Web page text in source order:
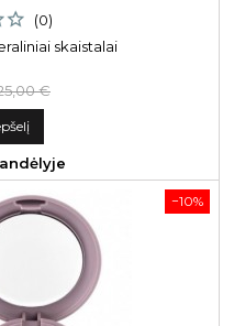
(0)
skaistalai
kaina
€
−10%